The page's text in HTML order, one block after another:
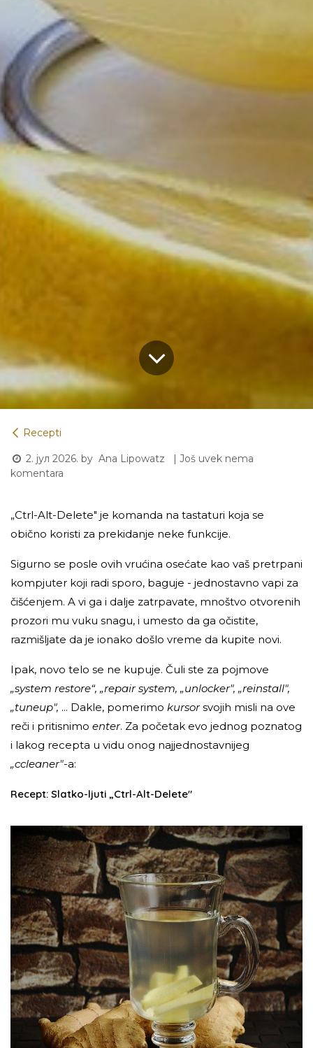
Recepti
2. јул 2026. by Ana Lipowatz
| Još uvek nema
komentara
„Ctrl-Alt-Delete" je komanda na tastaturi koja se
obično koristi za prekidanje neke funkcije.
Sigurno se posle ovih vrućina osećate kao vaš pretrpani
kompjuter koji radi sporo, baguje - jednostavno vapi za
čišćenjem. A vi ga i dalje zatrpavate, mnoštvo otvorenih
prozori mu vuku snagu, i umesto da ga očistite,
razmišljate da je ionako došlo vreme da kupite novi.
Ipak, novo telo se ne kupuje. Čuli ste za pojmove
„system restore“, „repair system, „unlocker", „reinstall",
„tuneup", ... Dakle, pomerimo kursorsvojih misli na ove
reči i pritisnimo enter. Za početak evo jednog poznatog
i lakog recepta u vidu onog najjednostavnijeg
„ccleaner"-a:
Recept: Slatko-ljuti „Ctrl-Alt-Delete"